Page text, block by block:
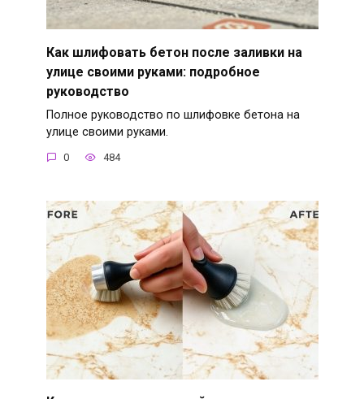
Как шлифовать бетон после заливки на
улице своими руками: подробное
руководство
Полное руководство по шлифовке бетона на
улице своими руками.
0 484